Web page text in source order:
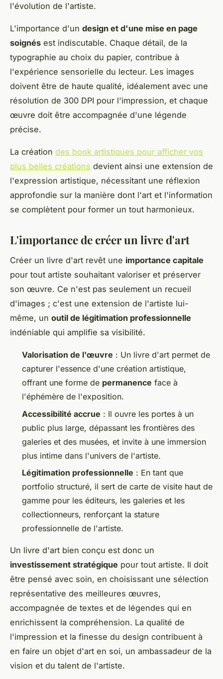
l'évolution de l'artiste.
L'importance d'un design et d'une mise en page
soignés est indiscutable. Chaque détail, de la
typographie au choix du papier, contribue à
l'expérience sensorielle du lecteur. Les images
doivent être de haute qualité, idéalement avec une
résolution de 300 DPI pour l'impression, et chaque
œuvre doit être accompagnée d'une légende
précise.
La création des book artistiques pour afficher vos
plus belles créations devient ainsi une extension de
l'expression artistique, nécessitant une réflexion
approfondie sur la manière dont l'art et l'information
se complètent pour former un tout harmonieux.
L'importance de créer un livre d'art
Créer un livre d'art revêt une importance capitale
pour tout artiste souhaitant valoriser et préserver
son œuvre. Ce n'est pas seulement un recueil
d'images ; c'est une extension de l'artiste lui-
même, un outil de légitimation professionnelle
indéniable qui amplifie sa visibilité.
Valorisation de l'œuvre : Un livre d'art permet de
capturer l'essence d'une création artistique,
offrant une forme de permanence face à
l'éphémère de l'exposition.
Accessibilité accrue : Il ouvre les portes à un
public plus large, dépassant les frontières des
galeries et des musées, et invite à une immersion
plus intime dans l'univers de l'artiste.
Légitimation professionnelle : En tant que
portfolio structuré, il sert de carte de visite haut de
gamme pour les éditeurs, les galeries et les
collectionneurs, renforçant la stature
professionnelle de l'artiste.
Un livre d'art bien conçu est donc un
investissement stratégique pour tout artiste. Il doit
être pensé avec soin, en choisissant une sélection
représentative des meilleures œuvres,
accompagnée de textes et de légendes qui en
enrichissent la compréhension. La qualité de
l'impression et la finesse du design contribuent à
en faire un objet d'art en soi, un ambassadeur de la
vision et du talent de l'artiste.